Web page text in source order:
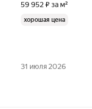
59 952 ₽ за м²
хорошая цена
31 июля 2026